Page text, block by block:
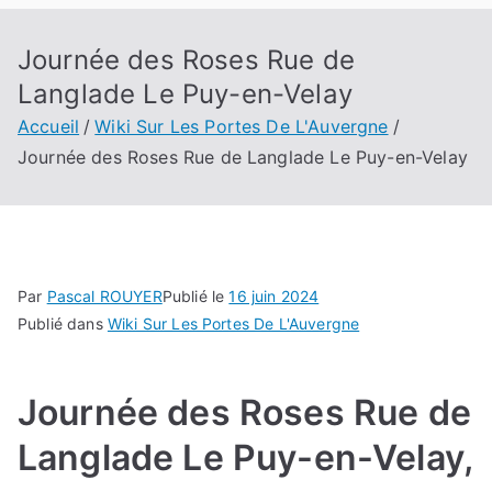
Journée des Roses Rue de
Langlade Le Puy-en-Velay
Accueil
Wiki Sur Les Portes De L'Auvergne
Journée des Roses Rue de Langlade Le Puy-en-Velay
Par Pascal ROUYERPublié le16 juin 2024
Publié dans Wiki Sur Les Portes De L'Auvergne
Journée des Roses Rue de
Langlade Le Puy-en-Velay,